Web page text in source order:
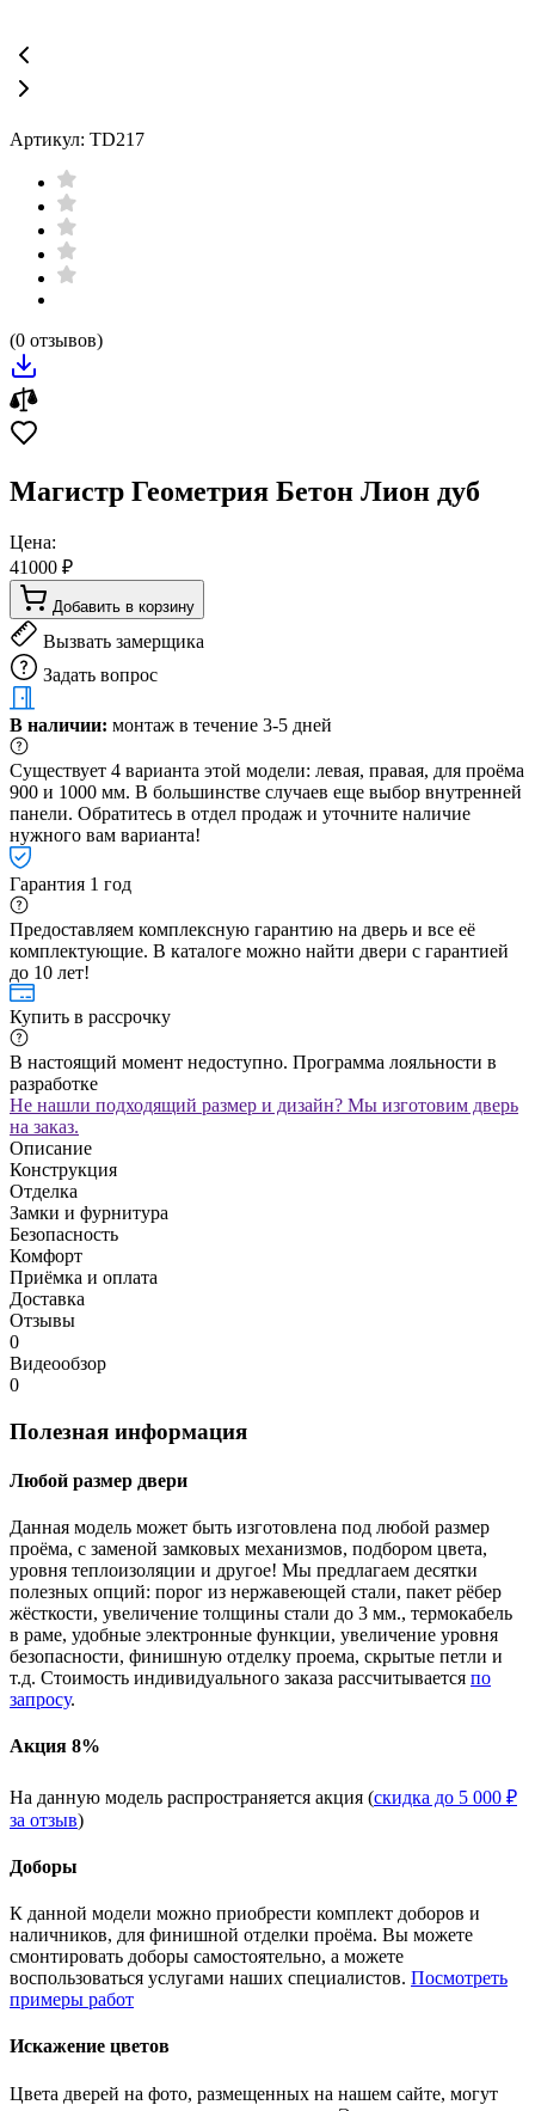
Артикул: TD217
(0 отзывов)
Магистр Геометрия Бетон Лион дуб
Цена:
41000 ₽
Добавить в корзину
Вызвать замерщика
Задать вопрос
В наличии: монтаж в течение 3-5 дней
Существует 4 варианта этой модели: левая, правая, для проёма
900 и 1000 мм. В большинстве случаев еще выбор внутренней
панели. Обратитесь в отдел продаж и уточните наличие
нужного вам варианта!
Гарантия 1 год
Предоставляем комплексную гарантию на дверь и все её
комплектующие. В каталоге можно найти двери с гарантией
до 10 лет!
Купить в рассрочку
В настоящий момент недоступно. Программа лояльности в
разработке
Не нашли подходящий размер и дизайн? Мы изготовим дверь
на заказ.
Описание
Конструкция
Отделка
Замки и фурнитура
Безопасность
Комфорт
Приёмка и оплата
Доставка
Отзывы
0
Видеообзор
0
Полезная информация
Любой размер двери
Данная модель может быть изготовлена под любой размер
проёма, с заменой замковых механизмов, подбором цвета,
уровня теплоизоляции и другое! Мы предлагаем десятки
полезных опций: порог из нержавеющей стали, пакет рёбер
жёсткости, увеличение толщины стали до 3 мм., термокабель
в раме, удобные электронные функции, увеличение уровня
безопасности, финишную отделку проема, скрытые петли и
т.д. Стоимость индивидуального заказа рассчитывается по
запросу.
Акция 8%
На данную модель распространяется акция (скидка до 5 000 ₽
за отзыв)
Доборы
К данной модели можно приобрести комплект доборов и
наличников, для финишной отделки проёма. Вы можете
смонтировать доборы самостоятельно, а можете
воспользоваться услугами наших специалистов. Посмотреть
примеры работ
Искажение цветов
Цвета дверей на фото, размещенных на нашем сайте, могут